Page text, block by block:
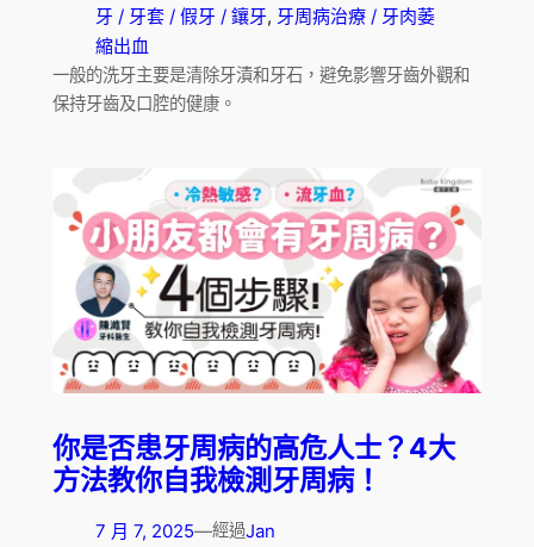
牙 / 牙套 / 假牙 / 鑲牙, 牙周病治療 / 牙肉萎
縮出血
一般的洗牙主要是清除牙漬和牙石，避免影響牙齒外觀和
保持牙齒及口腔的健康。
你是否患牙周病的高危人士？4大
方法教你自我檢測牙周病！
7 月 7, 2025—經過Jan